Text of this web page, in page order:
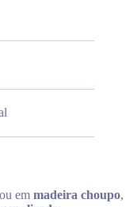
ou em madeira choupo,